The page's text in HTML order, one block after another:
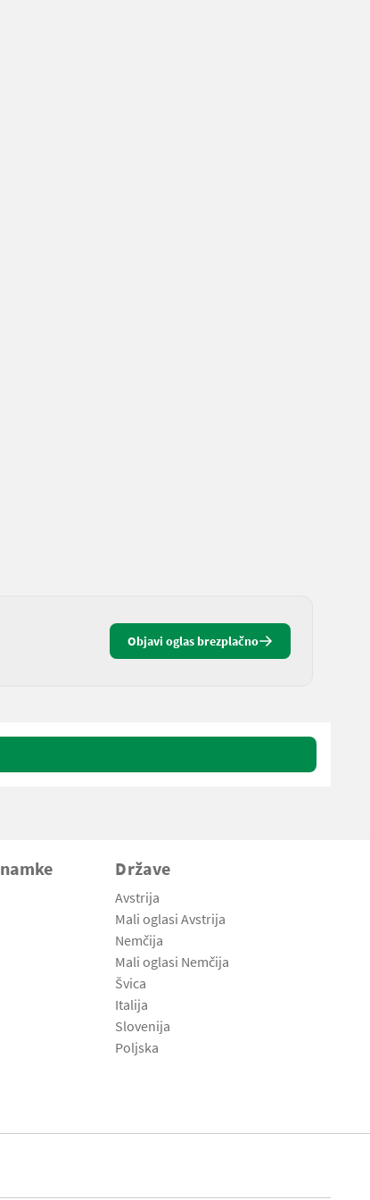
Objavi oglas brezplačno
Države
Avstrija
Mali oglasi Avstrija
Nemčija
Mali oglasi Nemčija
Švica
Italija
Slovenija
Poljska